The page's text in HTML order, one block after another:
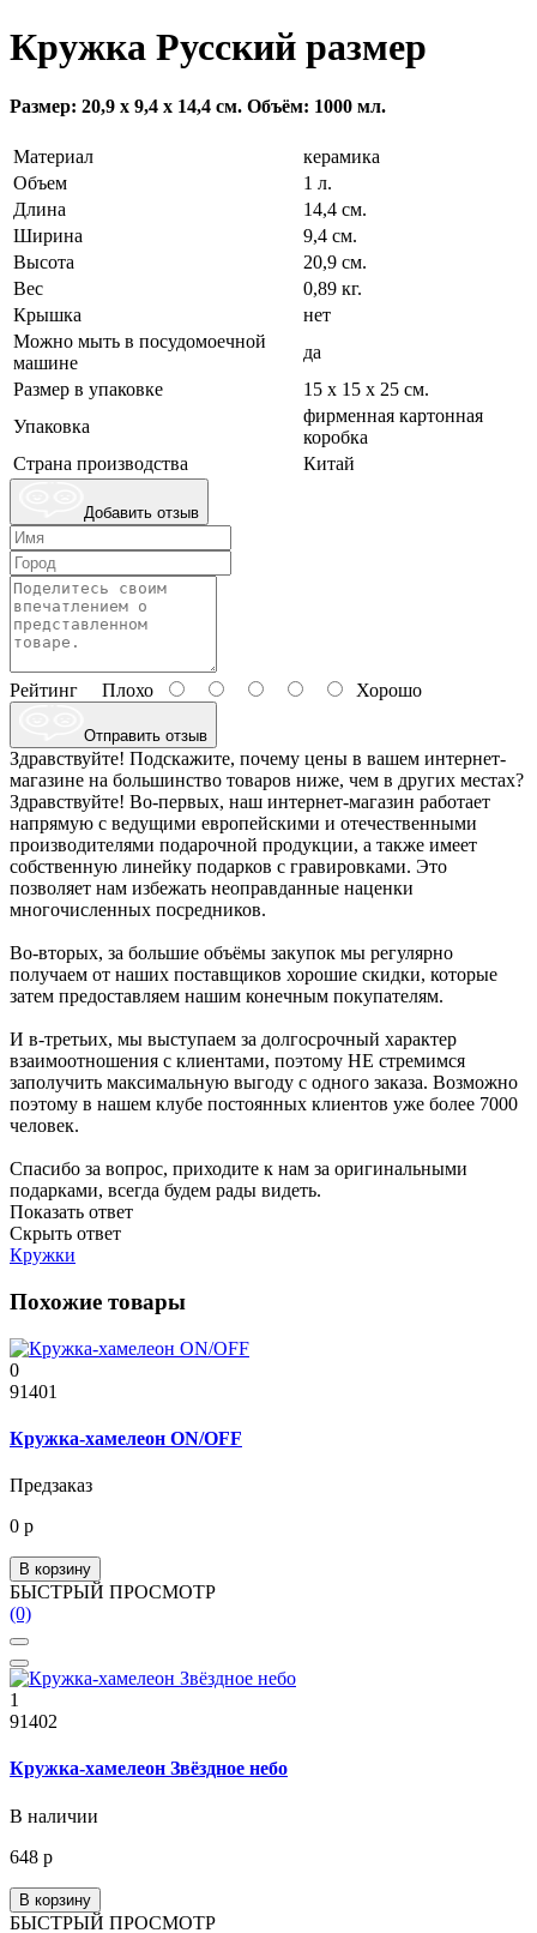
Кружка Русский размер
Размер: 20,9 x 9,4 x 14,4 см. Объём: 1000 мл.
Материал
керамика
Объем
1 л.
Длина
14,4 см.
Ширина
9,4 см.
Высота
20,9 см.
Вес
0,89 кг.
Крышка
нет
Можно мыть в посудомоечной
машине
да
Размер в упаковке
15 х 15 х 25 см.
Упаковка
фирменная картонная
коробка
Страна производства
Китай
Добавить отзыв
Рейтинг Плохо Хорошо
Отправить отзыв
Здравствуйте! Подскажите, почему цены в вашем интернет-
магазине на большинство товаров ниже, чем в других местах?
Здравствуйте! Во-первых, наш интернет-магазин работает
напрямую с ведущими европейскими и отечественными
производителями подарочной продукции, а также имеет
собственную линейку подарков с гравировками. Это
позволяет нам избежать неоправданные наценки
многочисленных посредников.
Во-вторых, за большие объёмы закупок мы регулярно
получаем от наших поставщиков хорошие скидки, которые
затем предоставляем нашим конечным покупателям.
И в-третьих, мы выступаем за долгосрочный характер
взаимоотношения с клиентами, поэтому НЕ стремимся
заполучить максимальную выгоду с одного заказа. Возможно
поэтому в нашем клубе постоянных клиентов уже более 7000
человек.
Спасибо за вопрос, приходите к нам за оригинальными
подарками, всегда будем рады видеть.
Показать ответ
Скрыть ответ
Кружки
Похожие товары
0
91401
Кружка-хамелеон ON/OFF
Предзаказ
0 р
В корзину
БЫСТРЫЙ ПРОСМОТР
(0)
1
91402
Кружка-хамелеон Звёздное небо
В наличии
648 р
В корзину
БЫСТРЫЙ ПРОСМОТР